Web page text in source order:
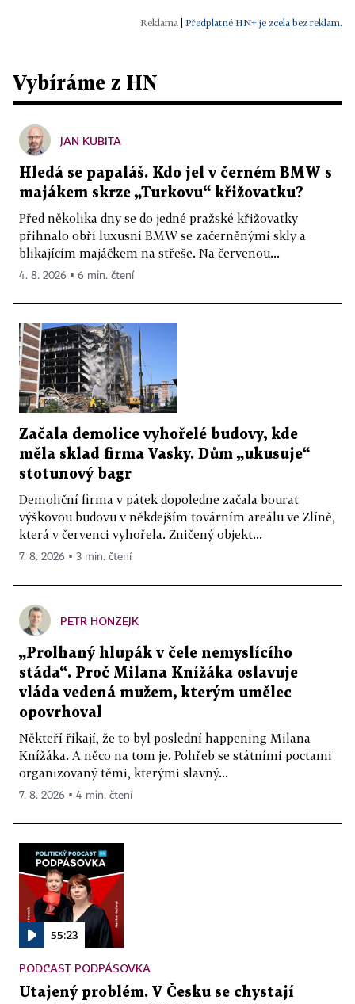
Předplatné HN+ je zcela bez reklam.
Vybíráme z HN
JAN KUBITA
Hledá se papaláš. Kdo jel v černém BMW s
majákem skrze „Turkovu“ křižovatku?
Před několika dny se do jedné pražské křižovatky
přihnalo obří luxusní BMW se začerněnými skly a
blikajícím majáčkem na střeše. Na červenou...
4. 8. 2026 ▪ 6 min. čtení
Začala demolice vyhořelé budovy, kde
měla sklad firma Vasky. Dům „ukusuje“
stotunový bagr
Demoliční firma v pátek dopoledne začala bourat
výškovou budovu v někdejším továrním areálu ve Zlíně,
která v červenci vyhořela. Zničený objekt...
7. 8. 2026 ▪ 3 min. čtení
PETR HONZEJK
„Prolhaný hlupák v čele nemyslícího
stáda“. Proč Milana Knížáka oslavuje
vláda vedená mužem, kterým umělec
opovrhoval
Někteří říkají, že to byl poslední happening Milana
Knížáka. A něco na tom je. Pohřeb se státními poctami
organizovaný těmi, kterými slavný...
7. 8. 2026 ▪ 4 min. čtení
55:23
PODCAST PODPÁSOVKA
Utajený problém. V Česku se chystají